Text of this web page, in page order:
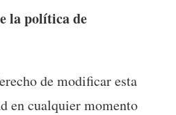
la política de
de modificar esta
en cualquier momento